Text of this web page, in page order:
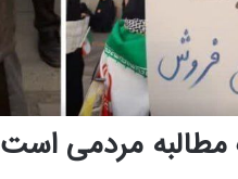
مردمی است